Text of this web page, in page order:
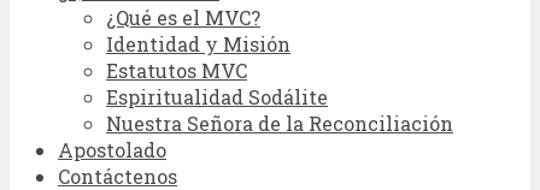
¿Qué es el MVC?
Identidad y Misión
Estatutos MVC
Espiritualidad Sodálite
Nuestra Señora de la Reconciliación
Apostolado
Contáctenos